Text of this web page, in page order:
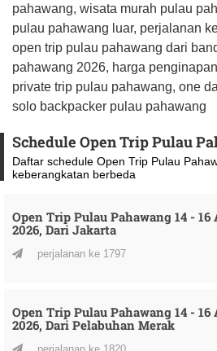
pahawang, wisata murah pulau
pulau pahawang luar, perjalanan
open trip pulau pahawang dari
pahawang 2026, harga
private trip pulau pahawang, one
solo backpacker pulau pahawang
Schedule Open Trip Pulau
Daftar schedule Open Trip Pulau
keberangkatan berbeda
Open Trip Pulau Pahawang 14 - 16
2026, Dari Jakarta
perjalanan ke 1797
Open Trip Pulau Pahawang 14 - 16
2026, Dari Pelabuhan Merak
perjalanan ke 1820